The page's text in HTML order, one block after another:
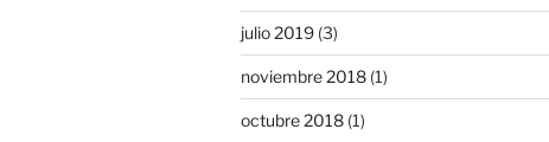
julio 2019(3)
noviembre 2018(1)
octubre 2018(1)